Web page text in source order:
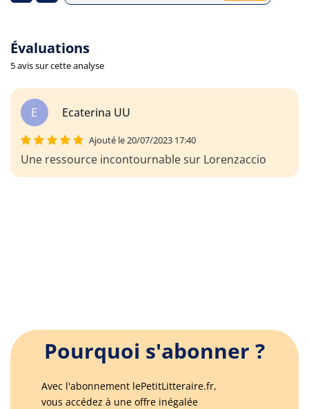
Évaluations
5 avis sur cette analyse
E Ecaterina UU
Ajouté le 20/07/2023 17:40
Une ressource incontournable sur Lorenzaccio
Pourquoi s'abonner ?
Avec l'abonnement lePetitLitteraire.fr,
vous accédez à une offre inégalée